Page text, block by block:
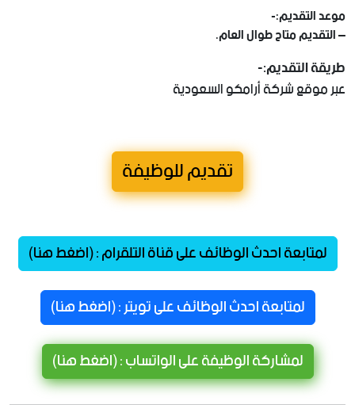
موعد التقديم:-
– التقديم متاح طوال العام.
طريقة التقديم:-
عبر موقع شركة أرامكو السعودية
تقديم للوظيفة
لمتابعة احدث الوظائف على قناة التلقرام : (اضغط هنا)
لمتابعة احدث الوظائف على تويتر : (اضغط هنا)
لمشاركة الوظيفة على الواتساب : (اضغط هنا)